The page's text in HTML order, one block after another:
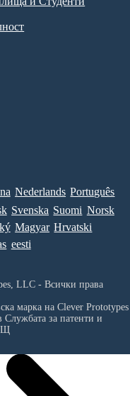
Nederlands Português
Svenska Suomi Norsk
Magyar Hrvatski
eesti
LLC - Всички права
марка на Clever
Службата за патенти и